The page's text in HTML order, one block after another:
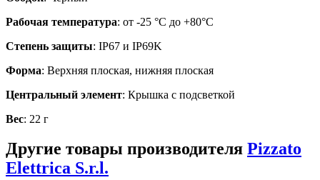
Рабочая температура: от -25 °C до +80°C
Степень защиты: IP67 и IP69K
Форма: Верхняя плоская, нижняя плоская
Центральный элемент: Крышка с подсветкой
Вес: 22 г
Другие товары производителя Pizzato
Elettrica S.r.l.